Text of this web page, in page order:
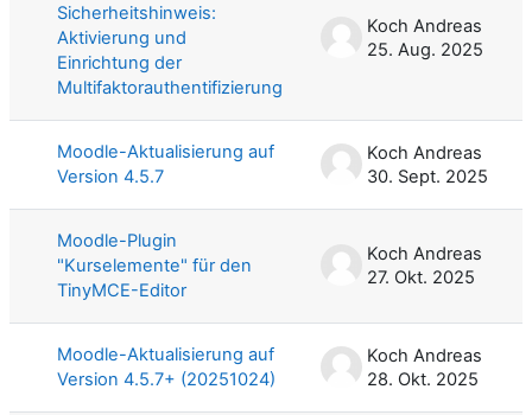
Sicherheitshinweis:
Aktivierung und
Einrichtung der
Multifaktorauthentifizierung
Koch Andreas
25. Aug. 2025
Moodle-Aktualisierung auf
Version 4.5.7
Koch Andreas
30. Sept. 2025
Moodle-Plugin
"Kurselemente" für den
TinyMCE-Editor
Koch Andreas
27. Okt. 2025
Moodle-Aktualisierung auf
Version 4.5.7+ (20251024)
Koch Andreas
28. Okt. 2025